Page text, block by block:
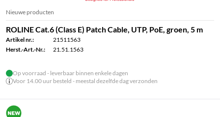
Nieuwe producten
ROLINE Cat.6 (Class E) Patch Cable, UTP, PoE, groen, 5 m
Artikel nr.:
21511563
Herst.-Art.-Nr.:
21.51.1563
Op voorraad - leverbaar binnen enkele dagen
Voor 14.00 uur besteld - meestal dezelfde dag verzonden